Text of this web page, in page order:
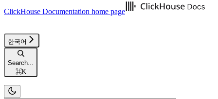
ClickHouse Documentation home page
한국어
Search...
⌘K